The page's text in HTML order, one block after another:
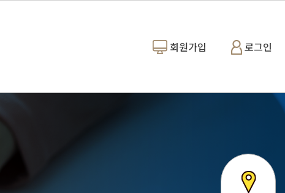
회원가입 로그인